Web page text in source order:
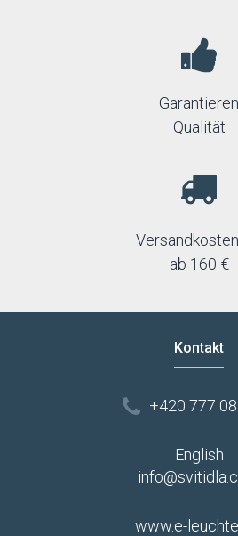
Garantieren
Qualität
ab 160 €
Kontakt
+420 777
English
www.e-